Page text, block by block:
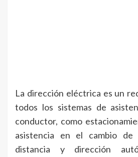
La dirección eléctrica es un
todos los sistemas de
conductor, como
asistencia en el cambio de
distancia y dirección